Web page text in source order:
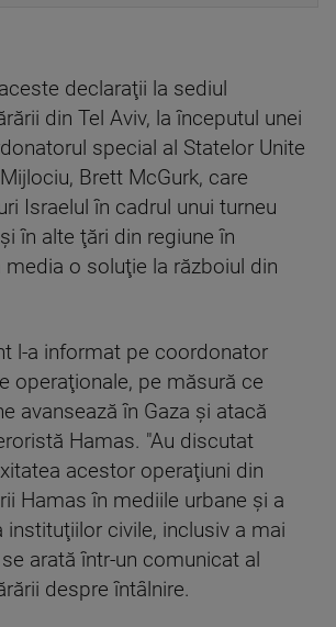
declaraţii la sediul
din Tel Aviv, la începutul unei
special al Statelor Unite
Brett McGurk, care
Israelul în cadrul unui turneu
în alte ţări din regiune în
media o soluţie la războiul din
l-a informat pe coordonator
operaţionale, pe măsură ce
avansează în Gaza şi atacă
Hamas. "Au discutat
acestor operaţiuni din
Hamas în mediile urbane şi a
instituţiilor civile, inclusiv a mai
arată într-un comunicat al
despre întâlnire.